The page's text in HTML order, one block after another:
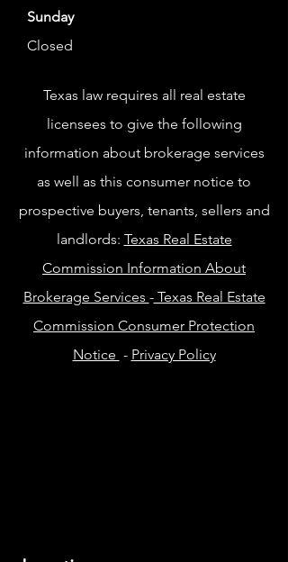
Sunday
Closed
Texas law requires all real estate
licensees to give the following
information about brokerage services
as well as this consumer notice to
prospective buyers, tenants, sellers and
landlords: Texas Real Estate
Commission Information About
Brokerage Services -Texas Real Estate
Commission Consumer Protection
Notice - Privacy Policy